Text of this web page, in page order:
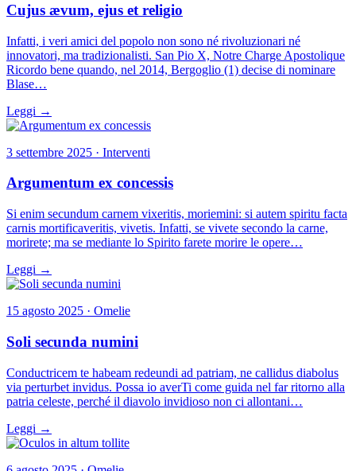
Cujus ævum, ejus et religio
Infatti, i veri amici del popolo non sono né rivoluzionari né
innovatori, ma tradizionalisti. San Pio X, Notre Charge Apostolique
Ricordo bene quando, nel 2014, Bergoglio (1) decise di nominare
Blase…
Leggi →
3 settembre 2025 · Interventi
Argumentum ex concessis
Si enim secundum carnem vixeritis, moriemini: si autem spiritu facta
carnis mortificaveritis, vivetis. Infatti, se vivete secondo la carne,
morirete; ma se mediante lo Spirito farete morire le opere…
Leggi →
15 agosto 2025 · Omelie
Soli secunda numini
Conductricem te habeam redeundi ad patriam, ne callidus diabolus
via perturbet invidus. Possa io averTi come guida nel far ritorno alla
patria celeste, perché il diavolo invidioso non ci allontani…
Leggi →